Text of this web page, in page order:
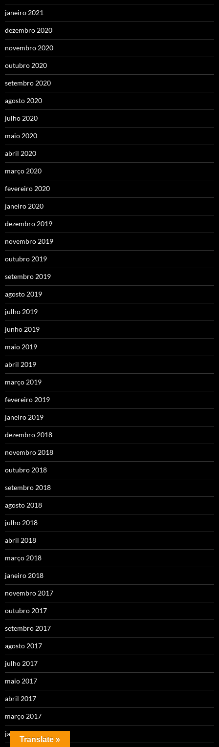
janeiro 2021
dezembro 2020
novembro 2020
outubro 2020
setembro 2020
agosto 2020
julho 2020
maio 2020
abril 2020
março 2020
fevereiro 2020
janeiro 2020
dezembro 2019
novembro 2019
outubro 2019
setembro 2019
agosto 2019
julho 2019
junho 2019
maio 2019
abril 2019
março 2019
fevereiro 2019
janeiro 2019
dezembro 2018
novembro 2018
outubro 2018
setembro 2018
agosto 2018
julho 2018
abril 2018
março 2018
janeiro 2018
novembro 2017
outubro 2017
setembro 2017
agosto 2017
julho 2017
maio 2017
abril 2017
março 2017
janeiro 2017
Translate »